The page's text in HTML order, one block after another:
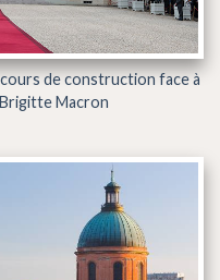
de construction face à
Brigitte Macron